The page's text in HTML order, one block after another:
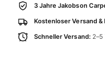
3 Jahre Jakobson
Kostenloser Versand &
Schneller Versand: 2–5